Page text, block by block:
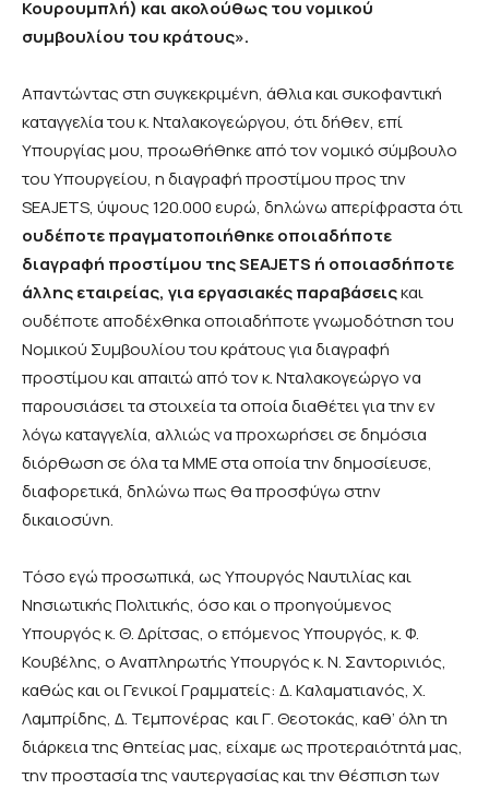
Κουρουμπλή) και ακολούθως του νομικού
συμβουλίου του κράτους».
Απαντώντας στη συγκεκριμένη, άθλια και συκοφαντική
καταγγελία του κ. Νταλακογεώργου, ότι δήθεν, επί
Υπουργίας μου, προωθήθηκε από τον νομικό σύμβουλο
του Υπουργείου, η διαγραφή προστίμου προς την
SEAJETS, ύψους 120.000 ευρώ, δηλώνω απερίφραστα ότι
ουδέποτε πραγματοποιήθηκε οποιαδήποτε
διαγραφή προστίμου τηςSEAJETS ή οποιασδήποτε
άλλης εταιρείας, για εργασιακές παραβάσειςκαι
ουδέποτε αποδέχθηκα οποιαδήποτε γνωμοδότηση του
Νομικού Συμβουλίου του κράτους για διαγραφή
προστίμου και απαιτώ από τον κ. Νταλακογεώργο να
παρουσιάσει τα στοιχεία τα οποία διαθέτει για την εν
λόγω καταγγελία, αλλιώς να προχωρήσει σε δημόσια
διόρθωση σε όλα τα ΜΜΕ στα οποία την δημοσίευσε,
διαφορετικά, δηλώνω πως θα προσφύγω στην
δικαιοσύνη.
Τόσο εγώ προσωπικά, ως Υπουργός Ναυτιλίας και
Νησιωτικής Πολιτικής, όσο και ο προηγούμενος
Υπουργός κ. Θ. Δρίτσας, ο επόμενος Υπουργός, κ. Φ.
Κουβέλης, ο Αναπληρωτής Υπουργός κ. Ν. Σαντορινιός,
καθώς και οι Γενικοί Γραμματείς: Δ. Καλαματιανός, Χ.
Λαμπρίδης, Δ. Τεμπονέρας και Γ. Θεοτοκάς, καθ’ όλη τη
διάρκεια της θητείας μας, είχαμε ως προτεραιότητά μας,
την προστασία της ναυτεργασίας και την θέσπιση των